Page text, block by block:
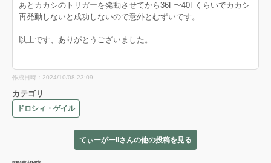
あとカカシのトリガーを発動させてから36F〜40Fくらいでカカシ
再発動しないと成功しないので意外とむずいです。
以上です、ありがとうございました。
作成日時：2024/10/08 23:09
カテゴリ
ドロシィ・ゲイル
てぃーがーiiさんの他の投稿を見る